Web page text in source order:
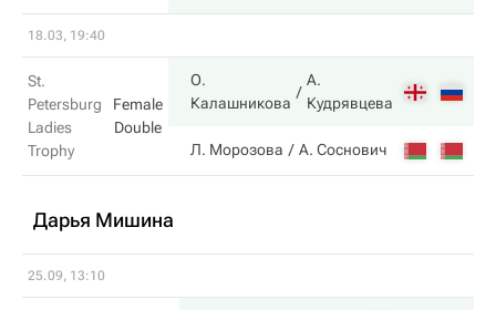
18.03, 19:40
St.
Petersburg
Ladies
Trophy
Female
Double
О.
Калашникова
А.
Кудрявцева
Л. Морозова А. Соснович
Дарья Мишина
25.09, 13:10